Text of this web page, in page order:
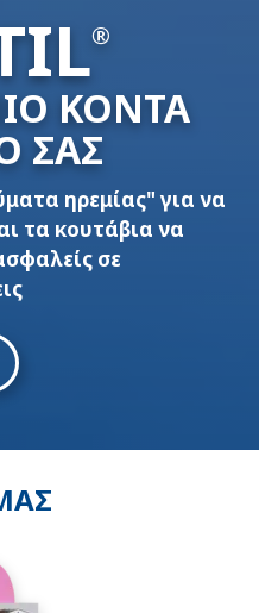
®
ΚΟΝΤΑ
ΣΑΣ
ηρεμίας" για να
τα κουτάβια να
σε